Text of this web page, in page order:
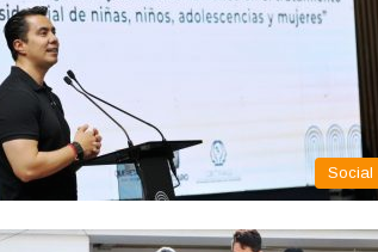
Social